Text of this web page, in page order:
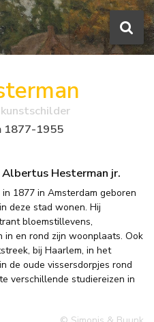
1877-1955
Hesterman jr.
1877 in Amsterdam geboren
deze stad wonen. Hij
bloemstillevens,
in en rond zijn woonplaats. Ook
bij Haarlem, in het
de oude vissersdorpjes rond
verschillende studiereizen in